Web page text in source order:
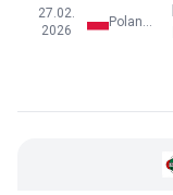
27.02.
2026